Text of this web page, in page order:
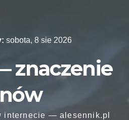
sobota, 8 sie 2026
znaczenie
internecie — alesennik.pl